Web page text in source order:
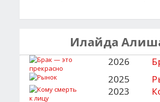
Илайда
2026
2025
2023